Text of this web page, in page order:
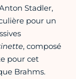
Stadler,
pour un
, composé
pour cet
Brahms.